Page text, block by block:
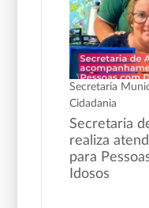
Secretaria
Cidadania
Secretaria
realiza
para
Idosos